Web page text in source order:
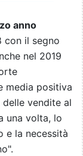
anno
con il segno
nel 2019
media positiva
vendite al
una volta, lo
e la necessità